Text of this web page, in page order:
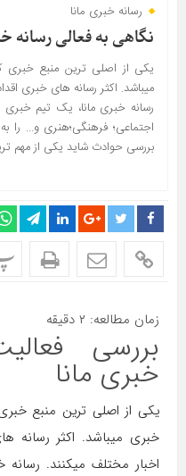
رسانه خبری مانا
نگاهی به فعالی رسانه
یکی از اصلی ترین منبع خبری
میباشد. اکثر رسانه های خبری
رسانه خبری مانا، یک تیم
اجتماعی؛ فرهنگی؛هنری و... را
بررسی حوادث شاید یکی از مهم
زمان مطالعه: ۲ دقیقه
بررسی
خبری مانا
یکی از اصلی ترین منبع
خبری میباشد. اکثر رسانه
اخبار مختلف میکنند.